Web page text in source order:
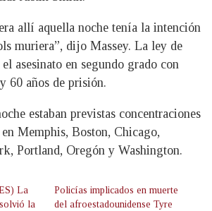
allí aquella noche tenía la intención
muriera”, dijo Massey. La ley de
asesinato en segundo grado con
60 años de prisión.
estaban previstas concentraciones
Memphis, Boston, Chicago,
Portland, Oregón y Washington.
La
la
Policías implicados en muerte
del afroestadounidense Tyre